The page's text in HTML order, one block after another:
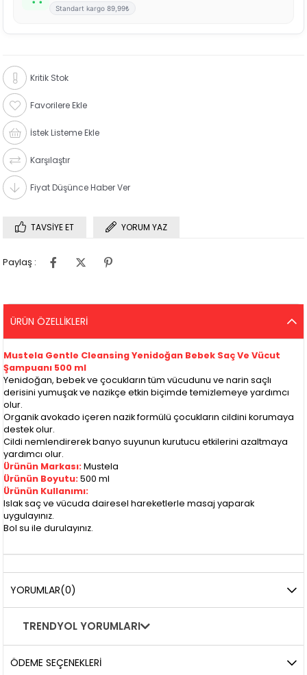
Standart kargo 89,99₺
Kritik Stok
Favorilere Ekle
İstek Listeme Ekle
Karşılaştır
Fiyat Düşünce Haber Ver
TAVSIYE ET YORUM YAZ
Paylaş :
ÜRÜN ÖZELLIKLERI
Mustela Gentle Cleansing Yenidoğan Bebek Saç Ve Vücut
Şampuanı 500 ml
Yenidoğan, bebek ve çocukların tüm vücudunu ve narin saçlı
derisini yumuşak ve nazikçe etkin biçimde temizlemeye yardımcı
olur.
Organik avokado içeren nazik formülü çocukların cildini korumaya
destek olur.
Cildi nemlendirerek banyo suyunun kurutucu etkilerini azaltmaya
yardımcı olur.
Ürünün Markası:Mustela
Ürünün Boyutu:500 ml
Ürünün Kullanımı:
Islak saç ve vücuda dairesel hareketlerle masaj yaparak
uygulayınız.
Bol su ile durulayınız.
YORUMLAR(0)
TRENDYOL YORUMLARI
ÖDEME SEÇENEKLERI